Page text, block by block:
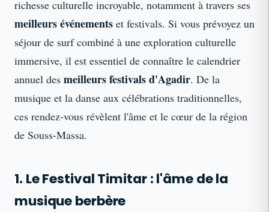
richesse culturelle incroyable, notamment à travers ses
meilleurs événements et festivals. Si vous prévoyez un
séjour de surf combiné à une exploration culturelle
immersive, il est essentiel de connaître le calendrier
annuel des meilleurs festivals d'Agadir. De la
musique et la danse aux célébrations traditionnelles,
ces rendez-vous révèlent l'âme et le cœur de la région
de Souss-Massa.
1. Le Festival Timitar : l'âme de la
musique berbère